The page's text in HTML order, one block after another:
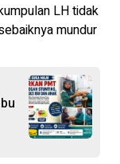
LH tidak
mundur